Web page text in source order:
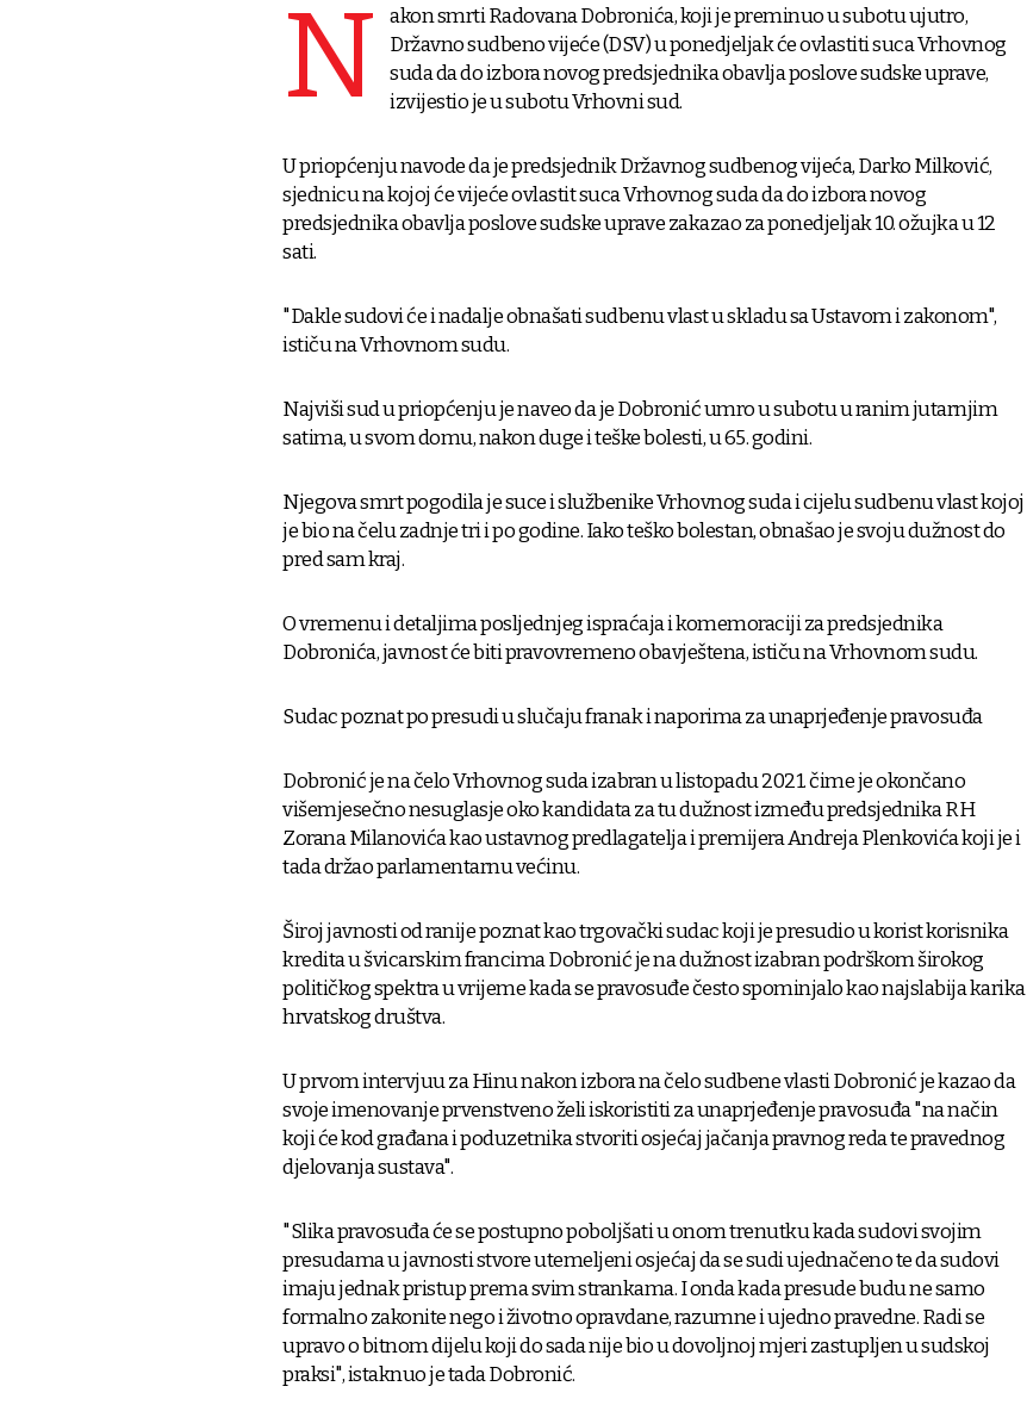
N
akon smrti Radovana Dobronića, koji je preminuo u subotu ujutro,
Državno sudbeno vijeće (DSV) u ponedjeljak će ovlastiti suca Vrhovnog
suda da do izbora novog predsjednika obavlja poslove sudske uprave,
izvijestio je u subotu Vrhovni sud.
U priopćenju navode da je predsjednik Državnog sudbenog vijeća, Darko Milković,
sjednicu na kojoj će vijeće ovlastit suca Vrhovnog suda da do izbora novog
predsjednika obavlja poslove sudske uprave zakazao za ponedjeljak 10. ožujka u 12
sati.
"Dakle sudovi će i nadalje obnašati sudbenu vlast u skladu sa Ustavom i zakonom",
ističu na Vrhovnom sudu.
Najviši sud u priopćenju je naveo da je Dobronić umro u subotu u ranim jutarnjim
satima, u svom domu, nakon duge i teške bolesti, u 65. godini.
Njegova smrt pogodila je suce i službenike Vrhovnog suda i cijelu sudbenu vlast kojoj
je bio na čelu zadnje tri i po godine. Iako teško bolestan, obnašao je svoju dužnost do
pred sam kraj.
O vremenu i detaljima posljednjeg ispraćaja i komemoraciji za predsjednika
Dobronića, javnost će biti pravovremeno obavještena, ističu na Vrhovnom sudu.
Sudac poznat po presudi u slučaju franak i naporima za unaprjeđenje pravosuđa
Dobronić je na čelo Vrhovnog suda izabran u listopadu 2021. čime je okončano
višemjesečno nesuglasje oko kandidata za tu dužnost između predsjednika RH
Zorana Milanovića kao ustavnog predlagatelja i premijera Andreja Plenkovića koji je i
tada držao parlamentarnu većinu.
Široj javnosti od ranije poznat kao trgovački sudac koji je presudio u korist korisnika
kredita u švicarskim francima Dobronić je na dužnost izabran podrškom širokog
političkog spektra u vrijeme kada se pravosuđe često spominjalo kao najslabija karika
hrvatskog društva.
U prvom intervjuu za Hinu nakon izbora na čelo sudbene vlasti Dobronić je kazao da
svoje imenovanje prvenstveno želi iskoristiti za unaprjeđenje pravosuđa "na način
koji će kod građana i poduzetnika stvoriti osjećaj jačanja pravnog reda te pravednog
djelovanja sustava".
"Slika pravosuđa će se postupno poboljšati u onom trenutku kada sudovi svojim
presudama u javnosti stvore utemeljeni osjećaj da se sudi ujednačeno te da sudovi
imaju jednak pristup prema svim strankama. I onda kada presude budu ne samo
formalno zakonite nego i životno opravdane, razumne i ujedno pravedne. Radi se
upravo o bitnom dijelu koji do sada nije bio u dovoljnoj mjeri zastupljen u sudskoj
praksi", istaknuo je tada Dobronić.